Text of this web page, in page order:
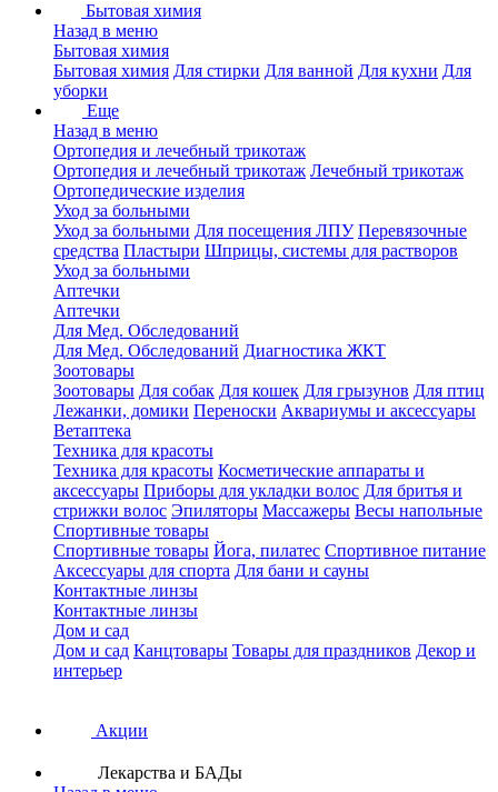
Бытовая химия
Назад в меню
Бытовая химия
Бытовая химия Для стирки Для ванной Для кухни Для
уборки
Еще
Назад в меню
Ортопедия и лечебный трикотаж
Ортопедия и лечебный трикотаж Лечебный трикотаж
Ортопедические изделия
Уход за больными
Уход за больными Для посещения ЛПУ Перевязочные
средства Пластыри Шприцы, системы для растворов
Уход за больными
Аптечки
Аптечки
Для Мед. Обследований
Для Мед. Обследований Диагностика ЖКТ
Зоотовары
Зоотовары Для собак Для кошек Для грызунов Для птиц
Лежанки, домики Переноски Аквариумы и аксессуары
Ветаптека
Техника для красоты
Техника для красоты Косметические аппараты и
аксессуары Приборы для укладки волос Для бритья и
стрижки волос Эпиляторы Массажеры Весы напольные
Спортивные товары
Спортивные товары Йога, пилатес Спортивное питание
Аксессуары для спорта Для бани и сауны
Контактные линзы
Контактные линзы
Дом и сад
Дом и сад Канцтовары Товары для праздников Декор и
интерьер
Акции
Лекарства и БАДы